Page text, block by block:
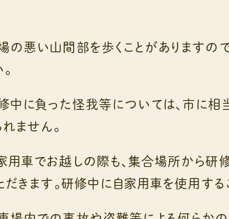
の悪い山間部を歩くことがありますの
中に負った怪我等については、市に
ません。
用車でお越しの際も、集合場所から
だきます。研修中に自家用車を使用する